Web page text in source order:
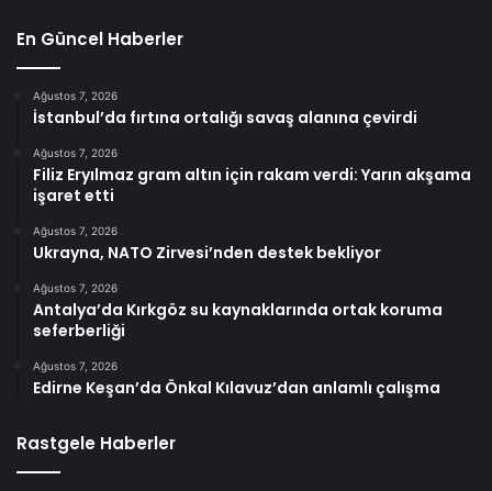
En Güncel Haberler
Ağustos 7, 2026
İstanbul’da fırtına ortalığı savaş alanına çevirdi
Ağustos 7, 2026
Filiz Eryılmaz gram altın için rakam verdi: Yarın akşama
işaret etti
Ağustos 7, 2026
Ukrayna, NATO Zirvesi’nden destek bekliyor
Ağustos 7, 2026
Antalya’da Kırkgöz su kaynaklarında ortak koruma
seferberliği
Ağustos 7, 2026
Edirne Keşan’da Önkal Kılavuz’dan anlamlı çalışma
Rastgele Haberler